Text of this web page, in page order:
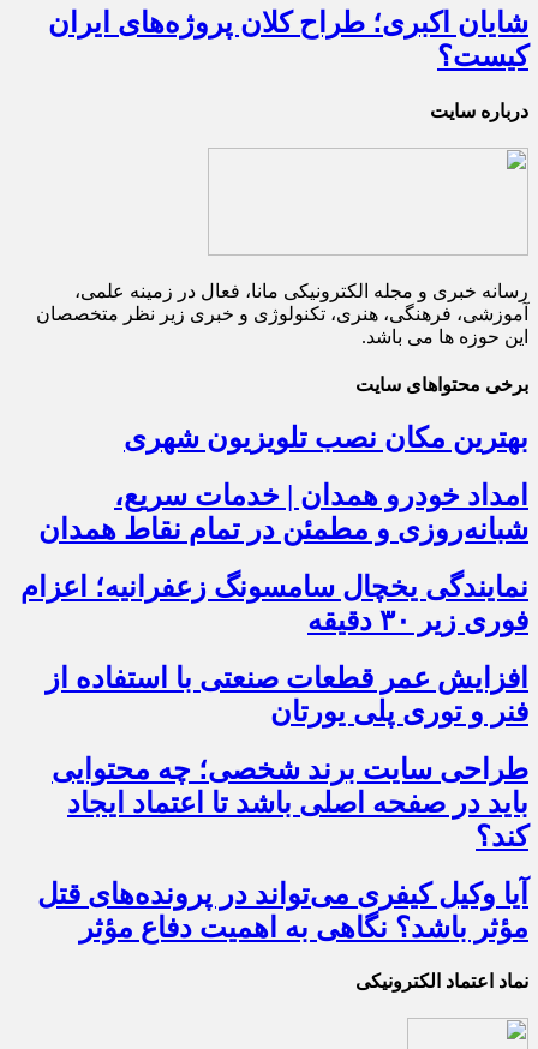
شایان اکبری؛ طراح کلان پروژه‌های ایران
کیست؟
درباره سایت
رسانه خبری و مجله الکترونیکی مانا، فعال در زمینه علمی،
آموزشی، فرهنگی، هنری، تکنولوژی و خبری زیر نظر متخصصان
این حوزه ها می باشد.
برخی محتواهای سایت
بهترین مکان نصب تلویزیون شهری
امداد خودرو همدان | خدمات سریع،
شبانه‌روزی و مطمئن در تمام نقاط همدان
نمایندگی یخچال سامسونگ زعفرانیه؛ اعزام
فوری زیر ۳۰ دقیقه
افزایش عمر قطعات صنعتی با استفاده از
فنر و توری پلی یورتان
طراحی سایت برند شخصی؛ چه محتوایی
باید در صفحه اصلی باشد تا اعتماد ایجاد
کند؟
آیا وکیل کیفری می‌تواند در پرونده‌های قتل
مؤثر باشد؟ نگاهی به اهمیت دفاع مؤثر
نماد اعتماد الکترونیکی